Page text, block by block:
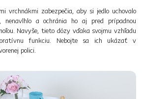
vrchnákmi zabezpečia, aby si jedlo uchovalo
nenavlhlo a ochránia ho aj pred prípadnou
Navyše, tieto dózy vďaka svojmu vzhľadu
funkciu. Nebojte sa ich ukázať v
polici.